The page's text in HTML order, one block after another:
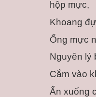
hộp mực,
Khoang
Ống mực
Nguyên lý
Cắm vào
Ấn xuống